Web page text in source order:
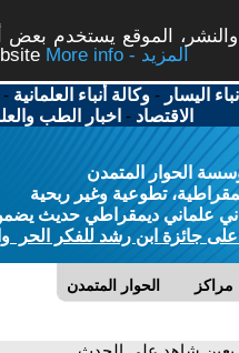
الموقع يستخدم بعض
More info - المزيد
اليسار -وكالة أنباء العلمانية
الاقتصاد - اخبار الطب
الحوار المتمدن
تطوعية وغير ربحية
علماني ديمقراطي حديث يضمن
جائزة ابن رشد للفكر الحر
الحوار المتمدن مراكز